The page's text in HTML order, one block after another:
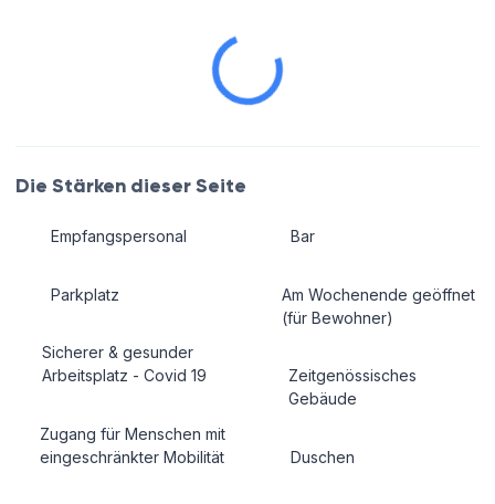
Die Stärken dieser Seite
Empfangspersonal
Parkplatz
Sicherer & gesunder
Arbeitsplatz - Covid 19
Zugang für Menschen mit
eingeschränkter Mobilität
Bar
Am Wochenende geöffnet
(für Bewohner)
Zeitgenössisches
Gebäude
Duschen